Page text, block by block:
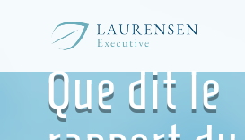
Que dit le